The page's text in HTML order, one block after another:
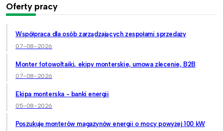
Oferty pracy
Współpraca dla osób zarządzających zespołami sprzedaży
07-08-2026
Monter fotowoltaiki, ekipy monterskie, umowa zlecenie, B2B
07-08-2026
Ekipa monterska - banki energii
05-08-2026
Poszukuję monterów magazynów energii o mocy powyżej 100 kW